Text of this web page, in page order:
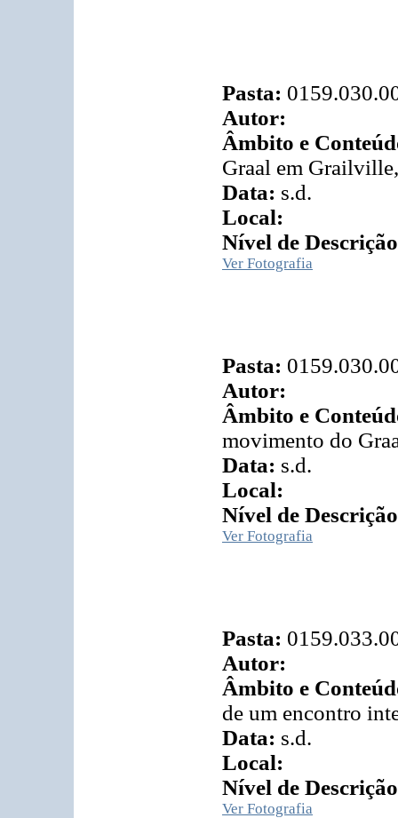
Pasta:
Autor:
Âmbito e
Graal em
Data: s.d.
Local:
Nível de
Ver Fotografia
Pasta:
Autor:
Âmbito e
movimento do
Data: s.d.
Local:
Nível de
Ver Fotografia
Pasta:
Autor:
Âmbito e
de um encontro
Data: s.d.
Local:
Nível de
Ver Fotografia